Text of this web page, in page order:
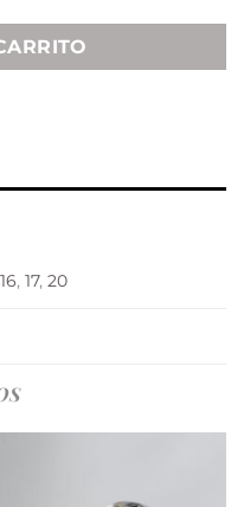
16,17,20